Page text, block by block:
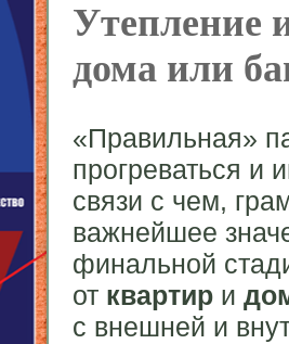
Утепление
дома или
«Правильная»
прогреваться и
связи с чем,
важнейшее
финальной
от квартир и
с внешней и